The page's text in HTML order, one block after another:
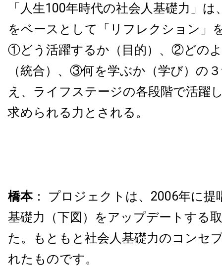
「人生100年時代の社会人基礎力」は
をベースとして「リフレクション」
①どう活躍するか（目的）、②どの
（統合）、③何を学ぶか（学び）の
え、ライフステージの各段階で活躍
求められる力とされる。
橋本： プロジェクトは、2006年に提
基礎力（下図）をアップデートする
た。もともと社会人基礎力のコンセ
れたものです。